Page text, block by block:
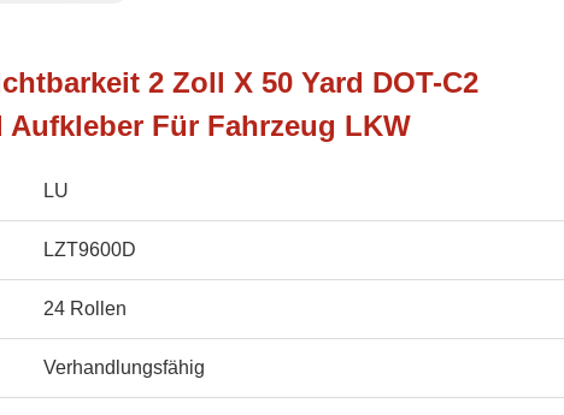
2 Zoll X 50 Yard DOT-C2
Für Fahrzeug LKW
LU
LZT9600D
24 Rollen
Verhandlungsfähig